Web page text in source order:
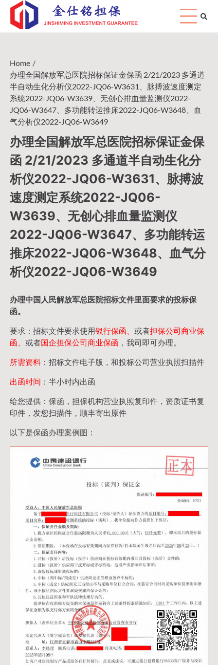
Skip
content
Home
办理全国解放军总医院招标保证金保函 2/21/2023 多通道
半自动生化分析仪2022-JQ06-W3631、脉搏波速度测定
系统2022-JQ06-W3639、无创心排血量监测仪2022-
JQ06-W3647、多功能转运推床2022-JQ06-W3648、血
气分析仪2022-JQ06-W3649
办理全国解放军总医院招标保证金保
函 2/21/2023 多通道半自动生化分
析仪2022-JQ06-W3631、脉搏波
速度测定系统2022-JQ06-
W3639、无创心排血量监测仪
2022-JQ06-W3647、多功能转运
推床2022-JQ06-W3648、血气分
析仪2022-JQ06-W3649
办理中国人民解放军总医院招标文件里面要求的投标保
函。
要求：招标文件要求使用银行保函、 或者担保公司商业保
函 、或者国企担保公司商业保函 ，我司即可办理。
所需资料 ：招标文件电子版，和投标公司营业执照扫描件
出函时间 ：半小时内出函
给您提供：保函，担保机构营业执照复印件，资质证书复
印件，发您扫描件，顺丰寄出原件
以下是保函办理案例图：